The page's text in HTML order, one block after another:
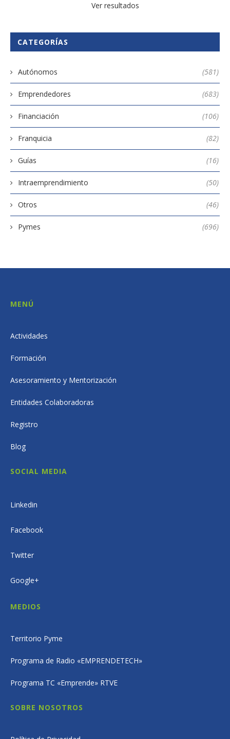
Ver resultados
CATEGORÍAS
Autónomos (581)
Emprendedores (683)
Financiación (106)
Franquicia (82)
Guías (16)
Intraemprendimiento (50)
Otros (46)
Pymes (696)
MENÚ
Actividades
Formación
Asesoramiento y Mentorización
Entidades Colaboradoras
Registro
Blog
SOCIAL MEDIA
Linkedin
Facebook
Twitter
Google+
MEDIOS
Territorio Pyme
Programa de Radio «EMPRENDETECH»
Programa TC «Emprende» RTVE
SOBRE NOSOTROS